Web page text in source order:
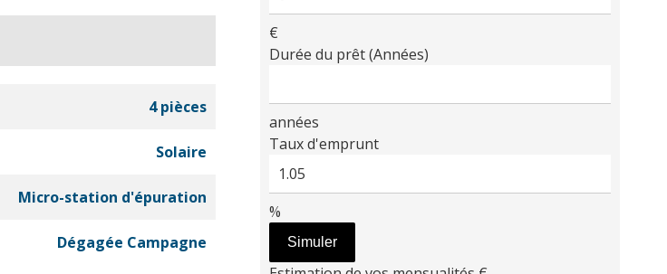
4 pièces
Solaire
Micro-station d'épuration
Dégagée Campagne
€
Durée du prêt (Années)
années
Taux d'emprunt
%
Simuler